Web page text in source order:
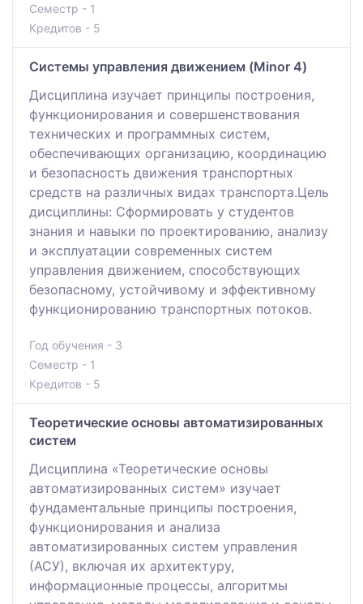
Семестр - 1
Кредитов - 5
Системы управления движением (Minor 4)
Дисциплина изучает принципы построения,
функционирования и совершенствования
технических и программных систем,
обеспечивающих организацию, координацию
и безопасность движения транспортных
средств на различных видах транспорта.Цель
дисциплины: Сформировать у студентов
знания и навыки по проектированию, анализу
и эксплуатации современных систем
управления движением, способствующих
безопасному, устойчивому и эффективному
функционированию транспортных потоков.
Год обучения - 3
Семестр - 1
Кредитов - 5
Теоретические основы автоматизированных
систем
Дисциплина «Теоретические основы
автоматизированных систем» изучает
фундаментальные принципы построения,
функционирования и анализа
автоматизированных систем управления
(АСУ), включая их архитектуру,
информационные процессы, алгоритмы